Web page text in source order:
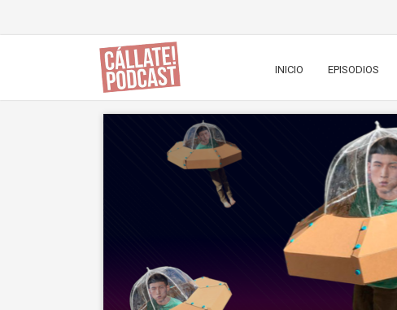
INICIO EPISODIOS